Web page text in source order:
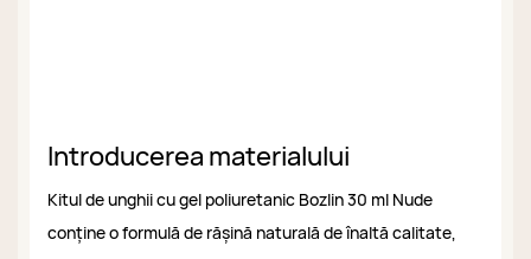
Introducerea materialului
Kitul de unghii cu gel poliuretanic Bozlin 30 ml Nude
conține o formulă de rășină naturală de înaltă calitate,